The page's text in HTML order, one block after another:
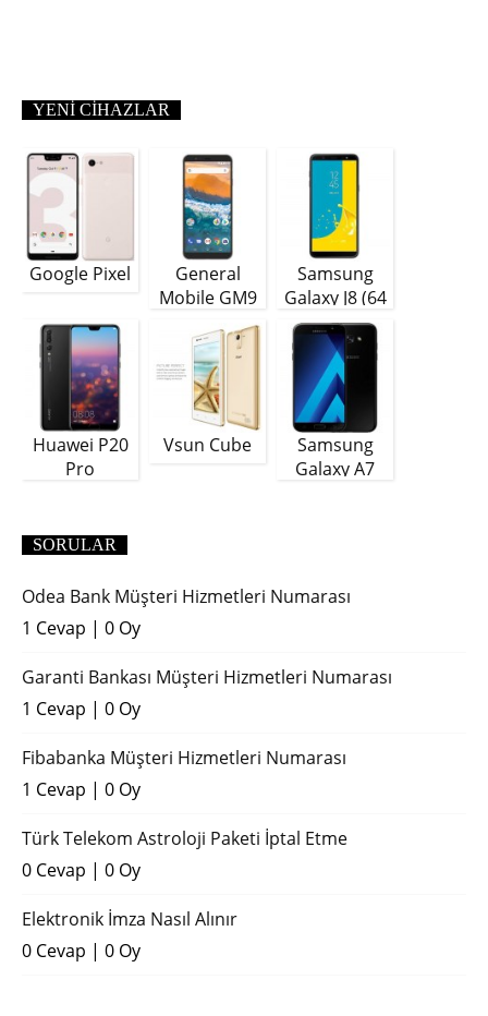
YENI CIHAZLAR
Google Pixel
General
Mobile GM9
Samsung
Galaxy J8 (64
GB)
Huawei P20
Pro
Vsun Cube
Samsung
Galaxy A7
SORULAR
Odea Bank Müşteri Hizmetleri Numarası
1 Cevap | 0 Oy
Garanti Bankası Müşteri Hizmetleri Numarası
1 Cevap | 0 Oy
Fibabanka Müşteri Hizmetleri Numarası
1 Cevap | 0 Oy
Türk Telekom Astroloji Paketi İptal Etme
0 Cevap | 0 Oy
Elektronik İmza Nasıl Alınır
0 Cevap | 0 Oy